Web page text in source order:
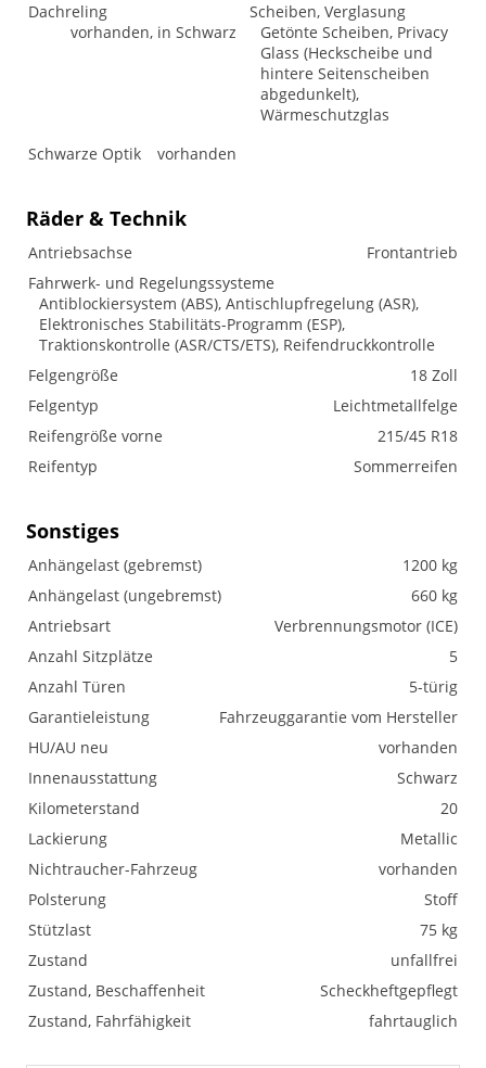
Dachreling
vorhanden, in Schwarz
Scheiben, Verglasung
Getönte Scheiben, Privacy
Glass (Heckscheibe und
hintere Seitenscheiben
abgedunkelt),
Wärmeschutzglas
Schwarze Optik
vorhanden
Räder & Technik
Antriebsachse
Frontantrieb
Fahrwerk- und Regelungssysteme
Antiblockiersystem (ABS), Antischlupfregelung (ASR),
Elektronisches Stabilitäts-Programm (ESP),
Traktionskontrolle (ASR/CTS/ETS), Reifendruckkontrolle
Felgengröße
18 Zoll
Felgentyp
Leichtmetallfelge
Reifengröße vorne
215/45 R18
Reifentyp
Sommerreifen
Sonstiges
Anhängelast (gebremst)
1200 kg
Anhängelast (ungebremst)
660 kg
Antriebsart
Verbrennungsmotor (ICE)
Anzahl Sitzplätze
5
Anzahl Türen
5-türig
Garantieleistung
Fahrzeuggarantie vom Hersteller
HU/AU neu
vorhanden
Innenausstattung
Schwarz
Kilometerstand
20
Lackierung
Metallic
Nichtraucher-Fahrzeug
vorhanden
Polsterung
Stoff
Stützlast
75 kg
Zustand
unfallfrei
Zustand, Beschaffenheit
Scheckheftgepflegt
Zustand, Fahrfähigkeit
fahrtauglich